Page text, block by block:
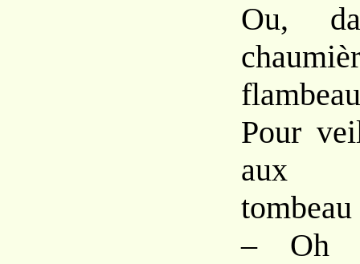
Ou,
flambeau
Pour
aux
tombeau
– Oh